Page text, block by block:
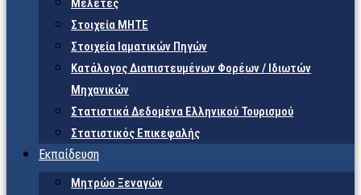
Μελέτες
Στοιχεία ΜΗΤΕ
Στοιχεία Ιαματικών Πηγών
Κατάλογος Διαπιστευμένων Φορέων / Ιδιωτών
Μηχανικών
Στατιστικά Δεδομένα Ελληνικού Τουρισμού
Στατιστικός Επικεφαλής
Εκπαίδευση
Μητρώο Ξεναγών